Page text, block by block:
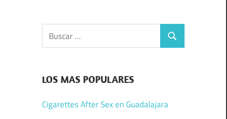
Buscar:
Buscar
LOS MAS POPULARES
Cigarettes After Sex en Guadalajara